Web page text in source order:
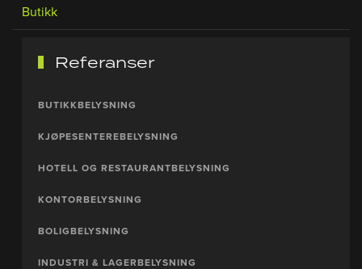
Butikk
Referanser
BUTIKKBELYSNING
KJØPESENTEREBELYSNING
HOTELL OG RESTAURANTBELYSNING
KONTORBELYSNING
BOLIGBELYSNING
INDUSTRI & LAGERBELYSNING